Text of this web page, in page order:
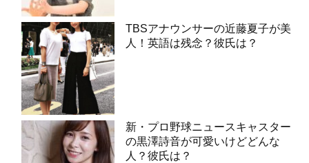
TBSアナウンサーの近藤夏子が美
人！英語は残念？彼氏は？
新・プロ野球ニュースキャスター
の黒澤詩音が可愛いけどどんな
人？彼氏は？